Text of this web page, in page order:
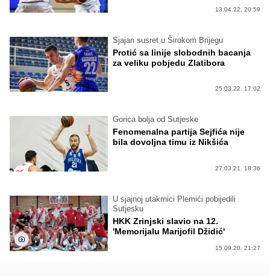
13.04.22. 20:59
Sjajan susret u Širokom Brijegu
Protić sa linije slobodnih bacanja
za veliku pobjedu Zlatibora
25.03.22. 17:02
Gorica bolja od Sutjeske
Fenomenalna partija Sejfića nije
bila dovoljna timu iz Nikšića
27.03.21. 18:36
U sjajnoj utakmici Plemići pobijedili
Sutjesku
HKK Zrinjski slavio na 12.
'Memorijalu Marijofil Džidić'
15.09.20. 21:27